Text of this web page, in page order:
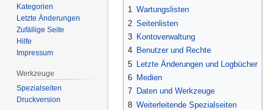
1 Wartungslisten
2 Seitenlisten
3 Kontoverwaltung
4 Benutzer und Rechte
5
Letzte Änderungen und Logbücher
6 Medien
7 Daten und Werkzeuge
8 Weiterleitende Spezialseiten
Kategorien
Letzte Änderungen
Zufällige Seite
Hilfe
Impressum
Werkzeuge
Spezialseiten
Druckversion